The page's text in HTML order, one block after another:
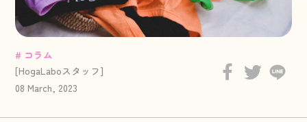
# コラム
[HogaLaboスタッフ]
08 March, 2023